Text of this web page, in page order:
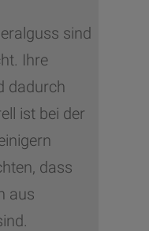
sind
Ihre
dadurch
ist bei der
dass
aus